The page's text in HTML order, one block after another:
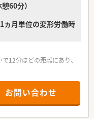
60分）
月単位の変形労働時
12分ほどの距離にあり、
名在籍しており、人員配
す
お問い合わせ